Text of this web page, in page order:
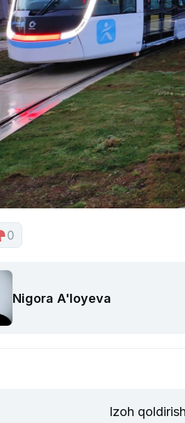
0
Nigora A'loyeva
Izoh